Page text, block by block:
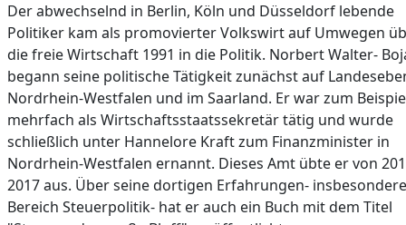
Der abwechselnd in Berlin, Köln und Düsseldorf lebende
Politiker kam als promovierter Volkswirt auf Umwegen
die freie Wirtschaft 1991 in die Politik. Norbert Walter-
begann seine politische Tätigkeit zunächst auf
Nordrhein-Westfalen und im Saarland. Er war zum
mehrfach als Wirtschaftsstaatssekretär tätig und wurde
schließlich unter Hannelore Kraft zum Finanzminister in
Nordrhein-Westfalen ernannt. Dieses Amt übte er von
2017 aus. Über seine dortigen Erfahrungen-
Bereich Steuerpolitik- hat er auch ein Buch mit dem Titel